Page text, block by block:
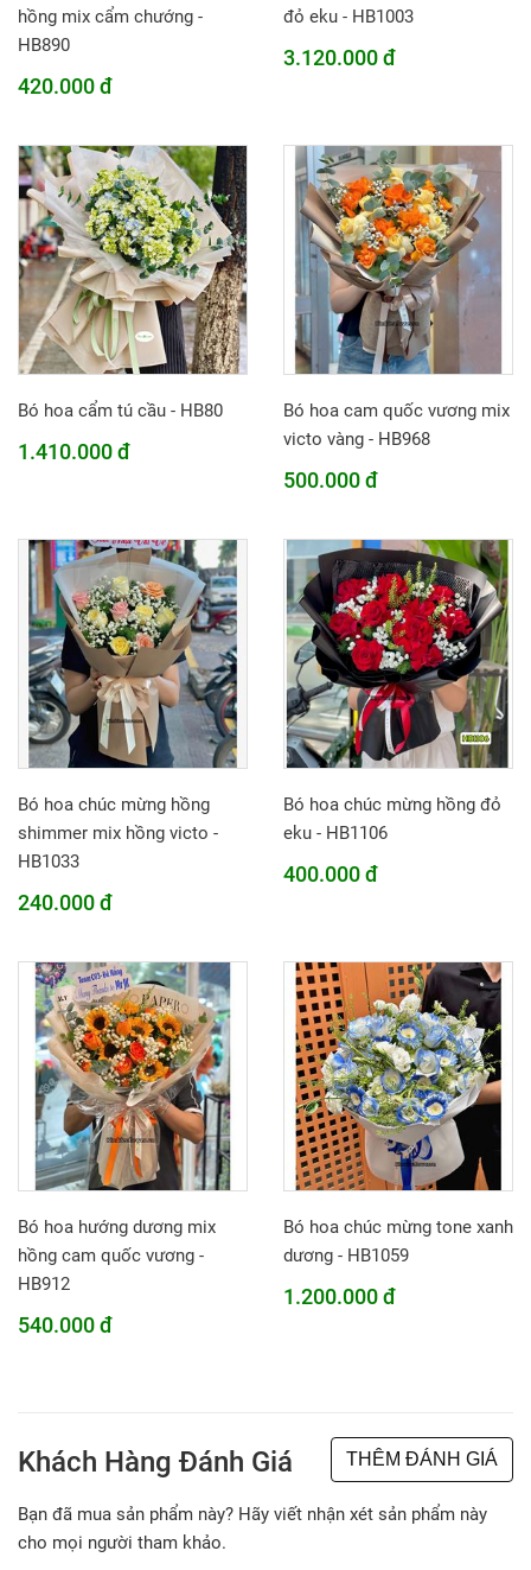
hồng mix cẩm chướng -
HB890
420.000 đ
đỏ eku - HB1003
3.120.000 đ
Bó hoa cẩm tú cầu - HB80
1.410.000 đ
Bó hoa cam quốc vương mix
victo vàng - HB968
500.000 đ
Bó hoa chúc mừng hồng
shimmer mix hồng victo -
HB1033
240.000 đ
Bó hoa chúc mừng hồng đỏ
eku - HB1106
400.000 đ
Bó hoa hướng dương mix
hồng cam quốc vương -
HB912
540.000 đ
Bó hoa chúc mừng tone xanh
dương - HB1059
1.200.000 đ
Khách Hàng Đánh Giá THÊM ĐÁNH GIÁ
Bạn đã mua sản phẩm này? Hãy viết nhận xét sản phẩm này
cho mọi người tham khảo.